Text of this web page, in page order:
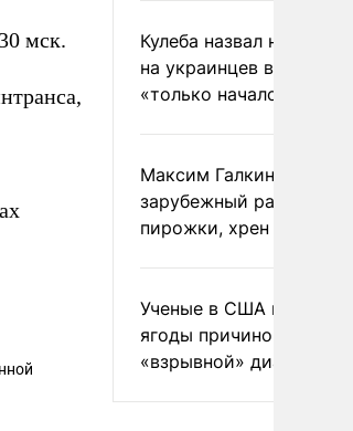
мск.
Кулеба назвал
на украинцев в Польше
«только началом»
Максим Галкин
зарубежный райдер
пирожки, хрен и морс
Ученые в США назвали
ягоды причиной
«взрывной» диареи